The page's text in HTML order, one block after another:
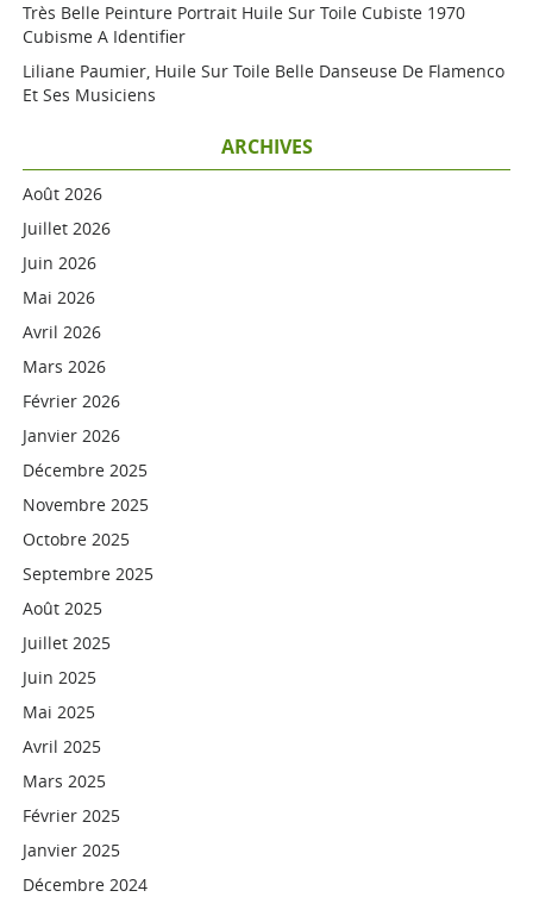
Très Belle Peinture Portrait Huile Sur Toile Cubiste 1970
Cubisme A Identifier
Liliane Paumier, Huile Sur Toile Belle Danseuse De Flamenco
Et Ses Musiciens
ARCHIVES
Août 2026
Juillet 2026
Juin 2026
Mai 2026
Avril 2026
Mars 2026
Février 2026
Janvier 2026
Décembre 2025
Novembre 2025
Octobre 2025
Septembre 2025
Août 2025
Juillet 2025
Juin 2025
Mai 2025
Avril 2025
Mars 2025
Février 2025
Janvier 2025
Décembre 2024